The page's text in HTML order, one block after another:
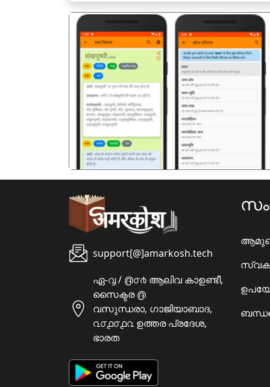
पिछला
support[@]amarkosh.tech
ഏ-൮ / ൫൦൪ ആലിവ കാഉണ്ടീ,
സൈക്ടര ൫
വസുന്ധരാ, ഗാജിയാബാദ,
൨൦൧൦൧൨ ഉത്തര പ്രദേശ,
ഭാരത